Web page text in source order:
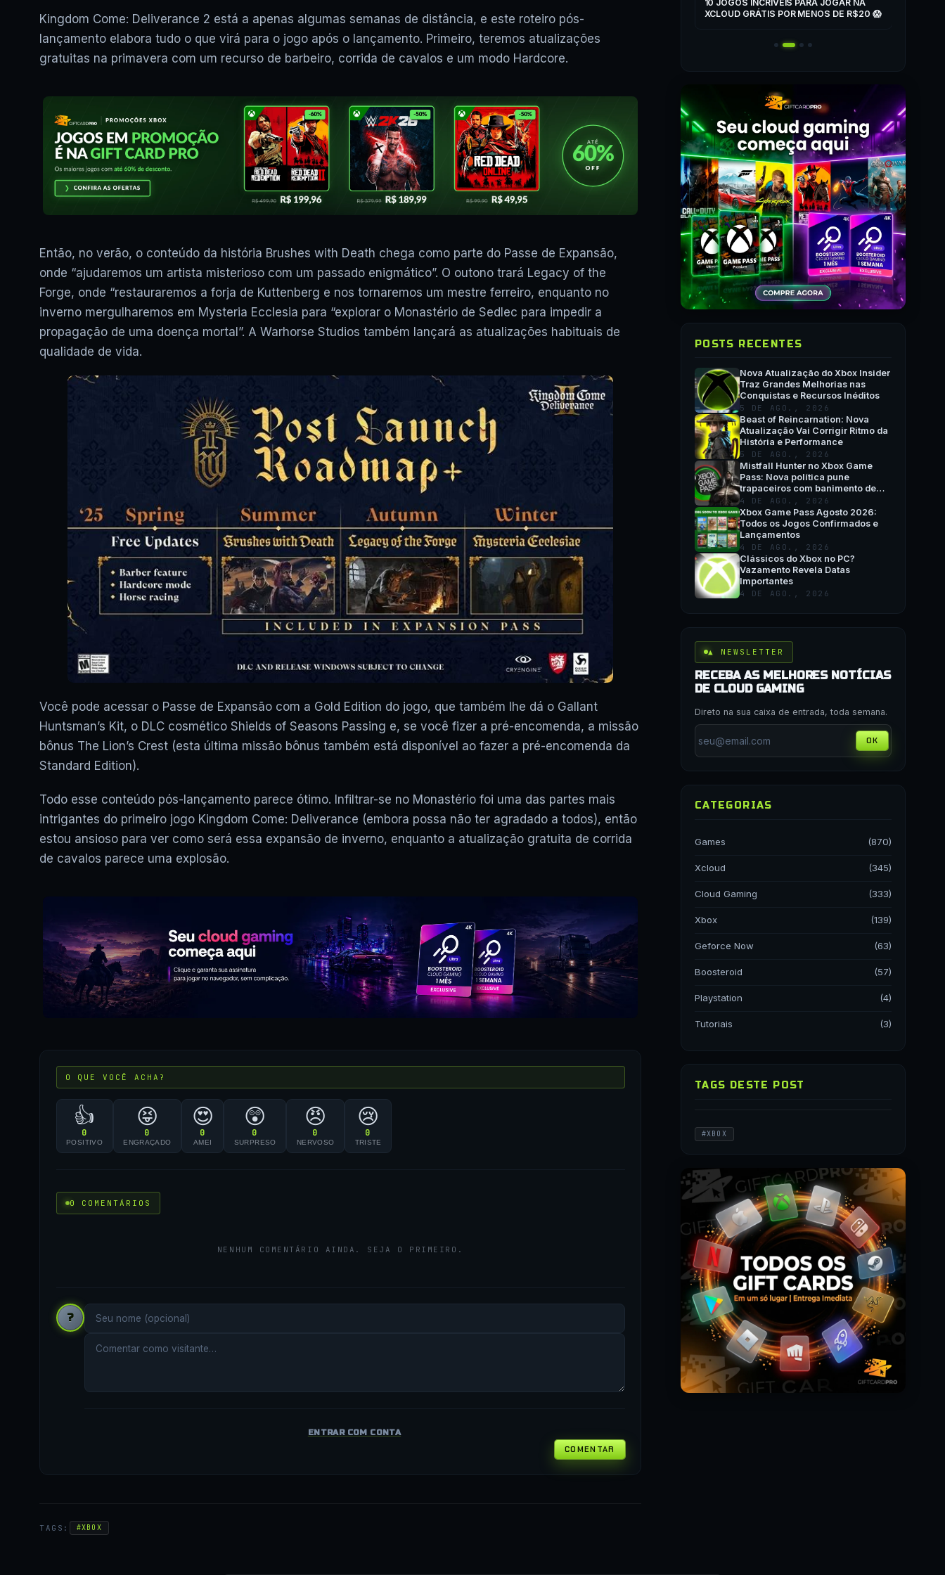
Kingdom Come: Deliverance 2 está a apenas algumas semanas de distância, e este roteiro pós-
lançamento elabora tudo o que virá para o jogo após o lançamento. Primeiro, teremos atualizações
gratuitas na primavera com um recurso de barbeiro, corrida de cavalos e um modo Hardcore.
Então, no verão, o conteúdo da história Brushes with Death chega como parte do Passe de Expansão,
onde “ajudaremos um artista misterioso com um passado enigmático”. O outono trará Legacy of the
Forge, onde “restauraremos a forja de Kuttenberg e nos tornaremos um mestre ferreiro, enquanto no
inverno mergulharemos em Mysteria Ecclesia para “explorar o Monastério de Sedlec para impedir a
propagação de uma doença mortal”. A Warhorse Studios também lançará as atualizações habituais de
qualidade de vida.
Você pode acessar o Passe de Expansão com a Gold Edition do jogo, que também lhe dá o Gallant
Huntsman’s Kit, o DLC cosmético Shields of Seasons Passing e, se você fizer a pré-encomenda, a missão
bônus The Lion’s Crest (esta última missão bônus também está disponível ao fazer a pré-encomenda da
Standard Edition).
Todo esse conteúdo pós-lançamento parece ótimo. Infiltrar-se no Monastério foi uma das partes mais
intrigantes do primeiro jogo Kingdom Come: Deliverance (embora possa não ter agradado a todos), então
estou ansioso para ver como será essa expansão de inverno, enquanto a atualização gratuita de corrida
de cavalos parece uma explosão.
O QUE VOCÊ ACHA?
👍
0
POSITIVO
😝
0
ENGRAÇADO
😍
0
AMEI
😲
0
SURPRESO
😠
0
NERVOSO
😢
0
TRISTE
0 COMENTÁRIOS
NENHUM COMENTÁRIO AINDA. SEJA O PRIMEIRO.
?
ENTRAR COM CONTA
COMENTAR
TAGS: #XBOX
FUNCIONA? JOGOS UBISOFT
FUNCIONAM? VAI ACABAR? E MAIS! 🎮
10 JOGOS INCRÍVEIS PARA JOGAR NA
XCLOUD GRÁTIS POR MENOS DE R$20 😱
POSTS RECENTES
Nova Atualização do Xbox Insider
Traz Grandes Melhorias nas
Conquistas e Recursos Inéditos
5 DE AGO., 2026
Beast of Reincarnation: Nova
Atualização Vai Corrigir Ritmo da
História e Performance
5 DE AGO., 2026
Mistfall Hunter no Xbox Game
Pass: Nova política pune
trapaceiros com banimento de
hardware
4 DE AGO., 2026
Xbox Game Pass Agosto 2026:
Todos os Jogos Confirmados e
Lançamentos
4 DE AGO., 2026
Clássicos do Xbox no PC?
Vazamento Revela Datas
Importantes
4 DE AGO., 2026
▲ NEWSLETTER
RECEBA AS MELHORES NOTÍCIAS
DE CLOUD GAMING
Direto na sua caixa de entrada, toda semana.
OK
CATEGORIAS
Games (870)
Xcloud (345)
Cloud Gaming (333)
Xbox (139)
Geforce Now (63)
Boosteroid (57)
Playstation (4)
Tutoriais (3)
TAGS DESTE POST
#XBOX